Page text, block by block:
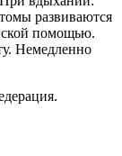
развиваются
помощью.
Немедленно